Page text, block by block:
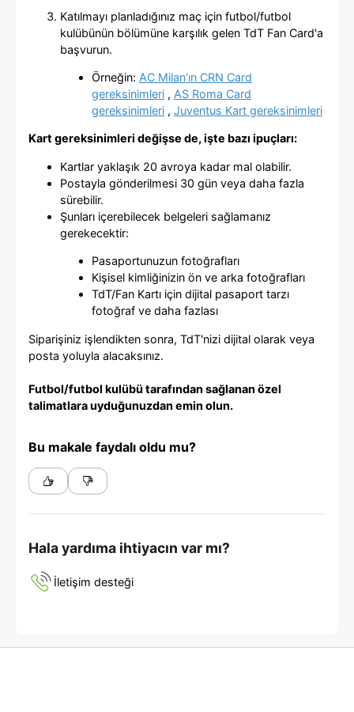
Katılmayı planladığınız maç için futbol/futbol
kulübünün bölümüne karşılık gelen TdT Fan Card'a
başvurun.
Örneğin: AC Milan'ın CRN Card
gereksinimleri , AS Roma Card
gereksinimleri , Juventus Kart gereksinimleri
Kart gereksinimleri değişse de, işte bazı ipuçları:
Kartlar yaklaşık 20 avroya kadar mal olabilir.
Postayla gönderilmesi 30 gün veya daha fazla
sürebilir.
Şunları içerebilecek belgeleri sağlamanız
gerekecektir:
Pasaportunuzun fotoğrafları
Kişisel kimliğinizin ön ve arka fotoğrafları
TdT/Fan Kartı için dijital pasaport tarzı
fotoğraf ve daha fazlası
Siparişiniz işlendikten sonra, TdT'nizi dijital olarak veya
posta yoluyla alacaksınız.
Futbol/futbol kulübü tarafından sağlanan özel
talimatlara uyduğunuzdan emin olun.
Bu makale faydalı oldu mu?
Hala yardıma ihtiyacın var mı?
İletişim desteği